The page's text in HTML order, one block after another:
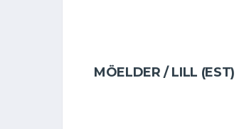
MÖELDER / LILL (EST)